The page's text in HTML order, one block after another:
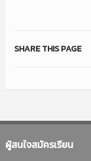
SHARE THIS PAGE
ผู้สนใจสมัครเรียน